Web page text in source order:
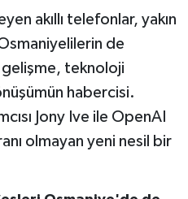
akıllı telefonlar, yakın
de
gelişme, teknoloji
habercisi.
Jony Ive ile OpenAI
olmayan yeni nesil bir